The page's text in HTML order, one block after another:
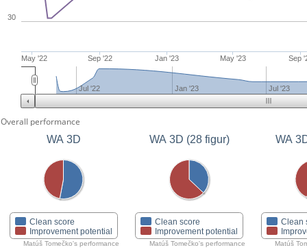
May '22 Sep '22 Jan '23 May '23 Sep
30
Jul '22 Jan '23 Jul '23
Overall performance
WA 3D
Clean score
Improvement potential
Matúš Tomečko's performance
WA 3D (28 figur)
Clean score
Improvement potential
Matúš Tomečko's performance
WA
Clean
Matúš